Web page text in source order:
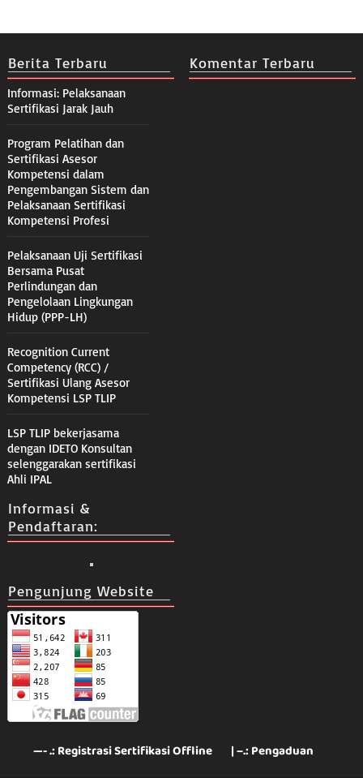
Berita Terbaru
Informasi: Pelaksanaan
Sertifikasi Jarak Jauh
Program Pelatihan dan
Sertifikasi Asesor
Kompetensi dalam
Pengembangan Sistem dan
Pelaksanaan Sertifikasi
Kompetensi Profesi
Pelaksanaan Uji Sertifikasi
Bersama Pusat
Perlindungan dan
Pengelolaan Lingkungan
Hidup (PPP-LH)
Recognition Current
Competency (RCC) /
Sertifikasi Ulang Asesor
Kompetensi LSP TLIP
LSP TLIP bekerjasama
dengan IDETO Konsultan
selenggarakan sertifikasi
Ahli IPAL
Komentar Terbaru
Informasi &
Pendaftaran:
Pengunjung Website
—- .: Registrasi Sertifikasi Offline | –.: Pengaduan